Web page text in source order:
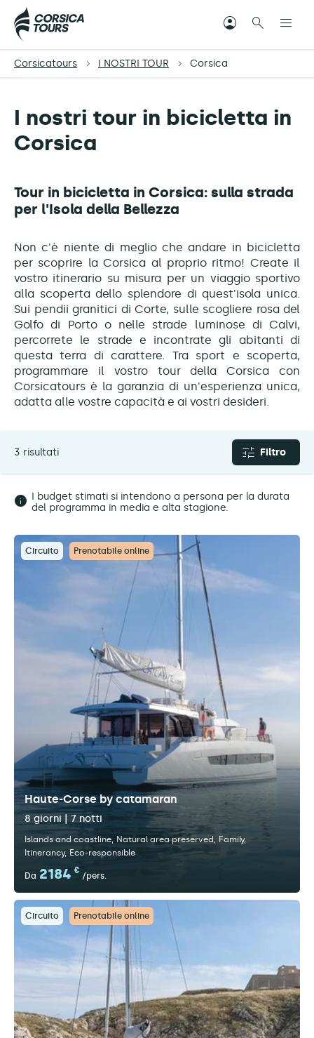
Corsicatours I NOSTRI TOUR Corsica
I nostri tour in bicicletta in
Corsica
Tour in bicicletta in Corsica: sulla strada
per l'Isola della Bellezza
Non c'è niente di meglio che andare in bicicletta
per scoprire la Corsica al proprio ritmo! Create il
vostro itinerario su misura per un viaggio sportivo
alla scoperta dello splendore di quest'isola unica.
Sui pendii granitici di Corte, sulle scogliere rosa del
Golfo di Porto o nelle strade luminose di Calvi,
percorrete le strade e incontrate gli abitanti di
questa terra di carattere. Tra sport e scoperta,
programmare il vostro tour della Corsica con
Corsicatours è la garanzia di un'esperienza unica,
adatta alle vostre capacità e ai vostri desideri.
3 risultati Filtro
I budget stimati si intendono a persona per la durata
del programma in media e alta stagione.
Circuito Prenotabile online
Haute-Corse by catamaran
8 giorni | 7 notti
Islands and coastline Natural area preserved
Family
Itinerancy
Eco-responsible
Da 2184 €
/pers.
Circuito Prenotabile online